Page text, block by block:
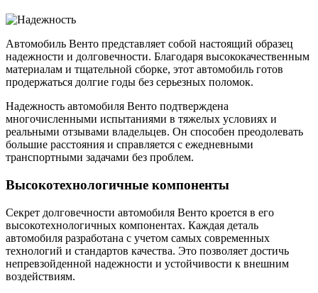
Автомобиль Венто представляет собой настоящий образец
надежности и долговечности. Благодаря высококачественным
материалам и тщательной сборке, этот автомобиль готов
продержаться долгие годы без серьезных поломок.
Надежность автомобиля Венто подтверждена
многочисленными испытаниями в тяжелых условиях и
реальными отзывами владельцев. Он способен преодолевать
большие расстояния и справляется с ежедневными
транспортными задачами без проблем.
Высокотехнологичные компоненты
Секрет долговечности автомобиля Венто кроется в его
высокотехнологичных компонентах. Каждая деталь
автомобиля разработана с учетом самых современных
технологий и стандартов качества. Это позволяет достичь
непревзойденной надежности и устойчивости к внешним
воздействиям.